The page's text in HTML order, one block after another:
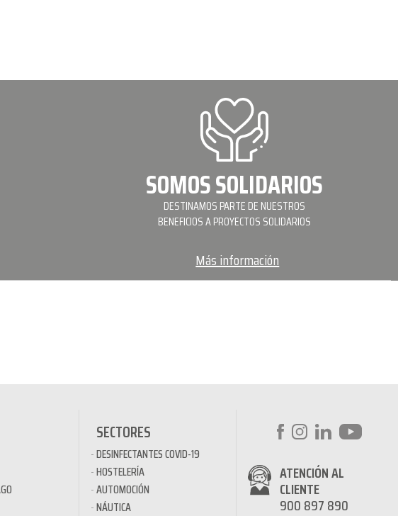
SOMOS SOLIDARIOS
DESTINAMOS PARTE DE NUESTROS
BENEFICIOS A PROYECTOS SOLIDARIOS
Más información
SECTORES
DESINFECTANTES COVID-19
HOSTELERÍA
AUTOMOCIÓN
NÁUTICA
ATENCIÓN AL
CLIENTE
900 897 890